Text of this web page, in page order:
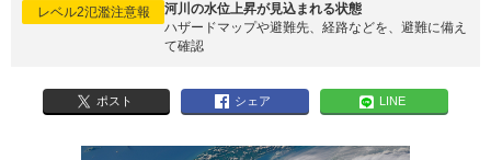
レベル2氾濫注意報
河川の水位上昇が見込まれる状態
ハザードマップや避難先、経路などを、避難に備え
て確認
ポスト シェア LINE